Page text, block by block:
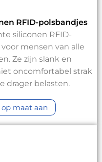
RFID-polsbandjes
siliconen RFID-
mensen van alle
Ze zijn slank en
oncomfortabel strak
drager belasten.
maat aan